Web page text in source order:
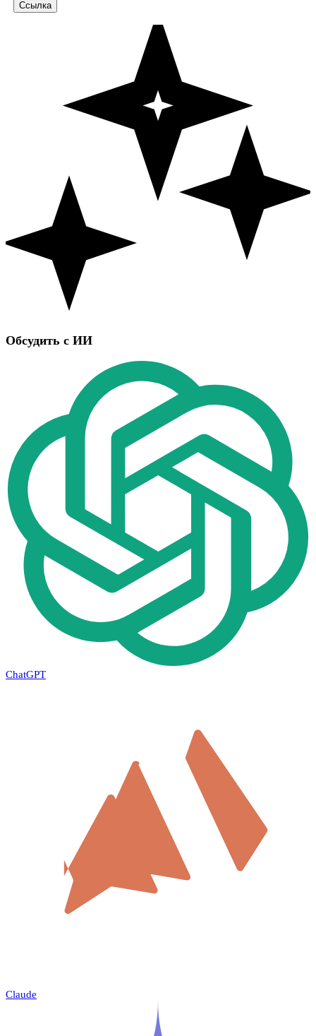
Ссылка
Обсудить с ИИ
ChatGPT
Claude